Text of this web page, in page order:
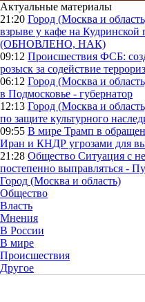
Актуальные материалы
21:20 Город (Москва и
взрыве у кафе на
(ОБНОВЛЕНО, НАК)
09:12 Происшествия ФСБ:
розыск за содействие
06:12 Город (Москва и
в Подмосковье - губернатор
12:13 Город (Москва и
по защите культурного
09:55 В мире Трамп в
Иран и КНДР угрозами для
21:28 Общество Ситуация с
постепенно выправляться -
Город (Москва и область)
Общество
Власть
Мнения
В России
В мире
Происшествия
Другое